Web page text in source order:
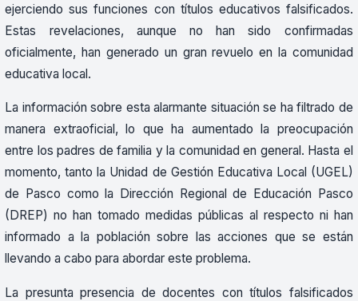
ejerciendo sus funciones con títulos educativos falsificados.
Estas revelaciones, aunque no han sido confirmadas
oficialmente, han generado un gran revuelo en la comunidad
educativa local.
La información sobre esta alarmante situación se ha filtrado de
manera extraoficial, lo que ha aumentado la preocupación
entre los padres de familia y la comunidad en general. Hasta el
momento, tanto la Unidad de Gestión Educativa Local (UGEL)
de Pasco como la Dirección Regional de Educación Pasco
(DREP) no han tomado medidas públicas al respecto ni han
informado a la población sobre las acciones que se están
llevando a cabo para abordar este problema.
La presunta presencia de docentes con títulos falsificados